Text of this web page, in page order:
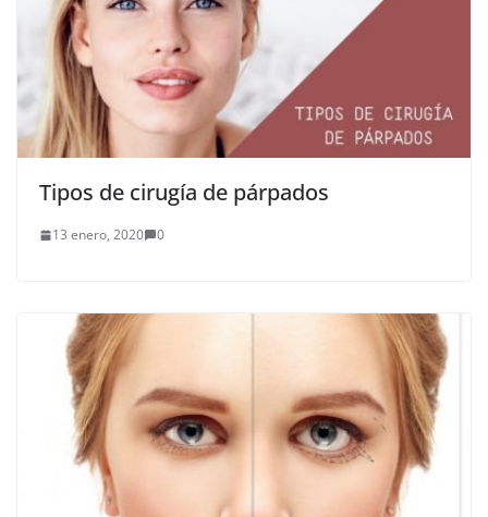
Tipos de cirugía de párpados
13 enero, 2020 0